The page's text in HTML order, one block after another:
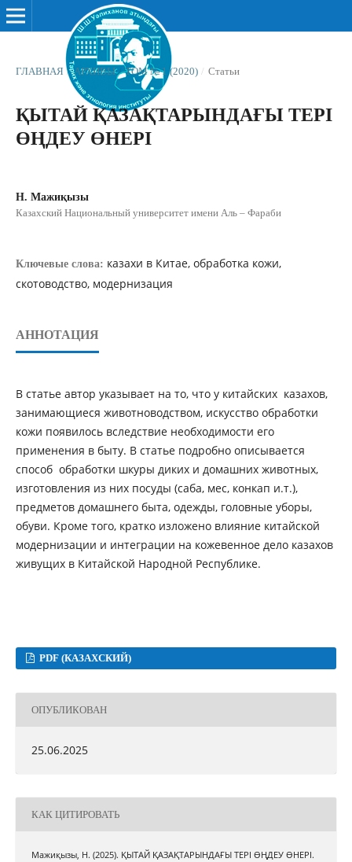
ГЛАВНАЯ / АРХИВЫ / ТОМ № 1 (2020) / Статьи
ҚЫТАЙ ҚАЗАҚТАРЫНДАҒЫ ТЕРІ
ӨҢДЕУ ӨНЕРІ
Н. Мажиқызы
Казахский Национальный университет имени Аль – Фараби
Ключевые слова: казахи в Китае, обработка кожи,
скотоводство, модернизация
АННОТАЦИЯ
В статье автор указывает на то, что у китайских казахов,
занимающиеся животноводством, искусство обработки
кожи появилось вследствие необходимости его
применения в быту. В статье подробно описывается
способ обработки шкуры диких и домашних животных,
изготовления из них посуды (саба, мес, конкап и.т.),
предметов домашнего быта, одежды, головные уборы,
обуви. Кроме того, кратко изложено влияние китайской
модернизации и интеграции на кожевенное дело казахов
живущих в Китайской Народной Республике.
PDF (КАЗАХСКИЙ)
ОПУБЛИКОВАН
25.06.2025
КАК ЦИТИРОВАТЬ
Мажиқызы, Н. (2025). ҚЫТАЙ ҚАЗАҚТАРЫНДАҒЫ ТЕРІ ӨҢДЕУ ӨНЕРІ.